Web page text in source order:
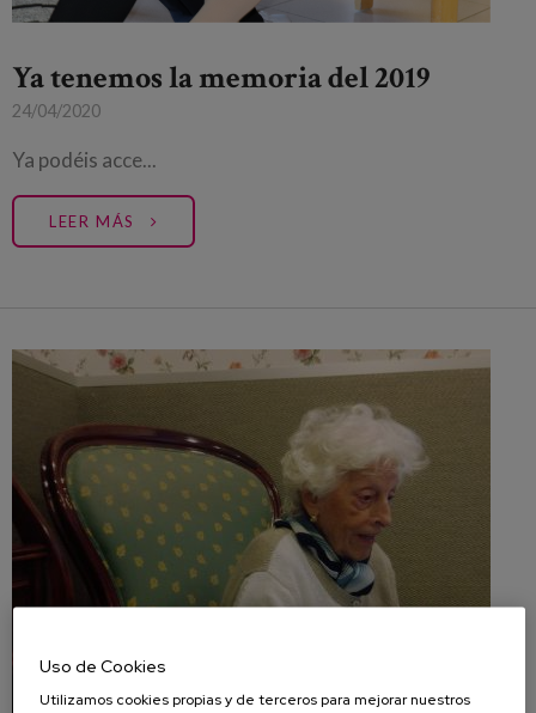
Ya tenemos la memoria del 2019
24/04/2020
Ya podéis acce...
LEER MÁS
Uso de Cookies
Utilizamos cookies propias y de terceros para mejorar nuestros